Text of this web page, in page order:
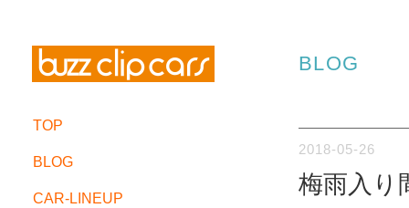
TOP
BLOG
CAR-LINEUP
BLOG
2018-05-26
梅雨入り